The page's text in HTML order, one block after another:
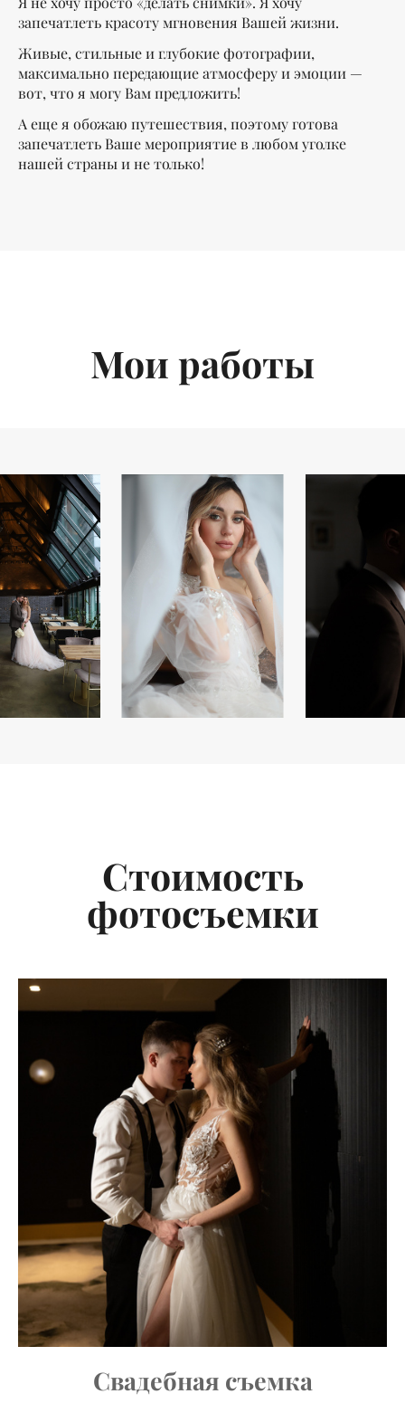
запечатлеть красоту мгновения Вашей жизни.
Живые, стильные и глубокие фотографии,
максимально передающие атмосферу и эмоции —
вот, что я могу Вам предложить!
А еще я обожаю путешествия, поэтому готова
запечатлеть Ваше мероприятие в любом уголке
нашей страны и не только!
Мои работы
Стоимость
фотосъемки
Свадебная съемка